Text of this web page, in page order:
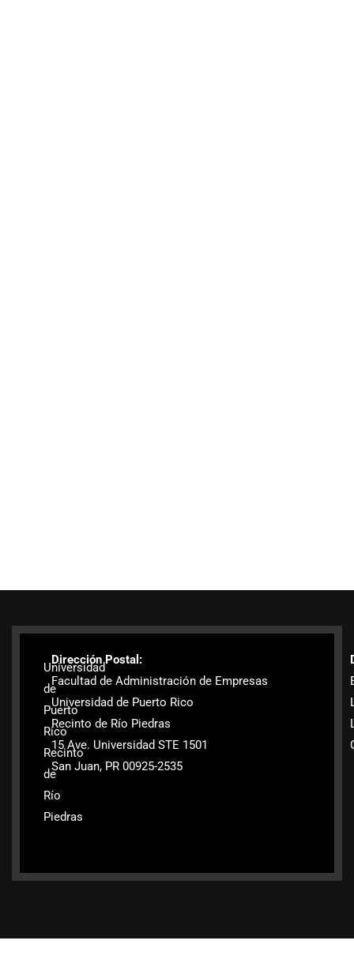
Universidad
de
Puerto
Rico
Recinto
de
Río
Piedras
Dirección Postal:
Facultad de Administración de Empresas
Universidad de Puerto Rico
Recinto de Río Piedras
15 Ave. Universidad STE 1501
San Juan, PR 00925-2535